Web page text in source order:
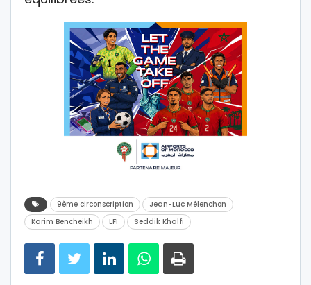
9ème circonscription
Jean-Luc Mélenchon
Karim Bencheikh
LFI Seddik Khalfi